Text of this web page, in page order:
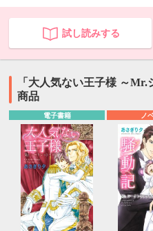
試し読みする
「大人気ない王子様 ～
商品
電子書籍 ノ